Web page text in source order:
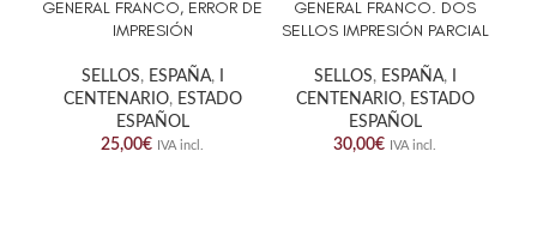
GENERAL FRANCO, ERROR DE
IMPRESIÓN
SELLOS, ESPAÑA,
CENTENARIO, ESTADO
ESPAÑOL
25,00€ IVA incl.
GENERAL FRANCO. DOS
SELLOS IMPRESIÓN PARCIAL
SELLOS, ESPAÑA,
CENTENARIO, ESTADO
ESPAÑOL
30,00€ IVA incl.